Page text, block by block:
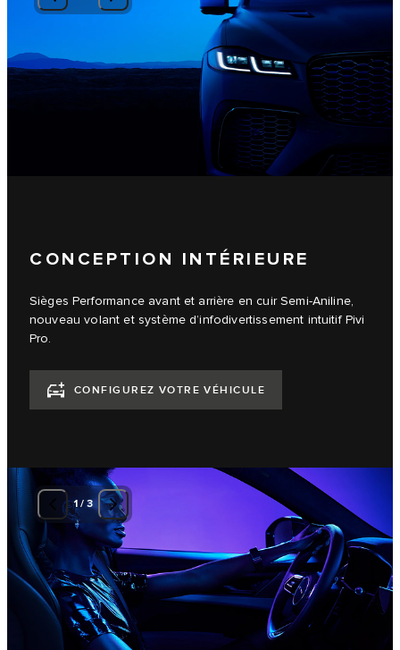
CONCEPTION INTÉRIEURE
Sièges Performance avant et arrière en cuir Semi-Aniline,
nouveau volant et système d’infodivertissement intuitif Pivi
Pro.
CONFIGUREZ VOTRE VÉHICULE
1/ 3